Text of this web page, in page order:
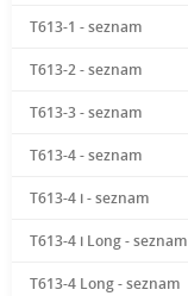
T613-1 - seznam
T613-2 - seznam
T613-3 - seznam
T613-4 - seznam
T613-4 i - seznam
T613-4 i Long - seznam
T613-4 Long - seznam